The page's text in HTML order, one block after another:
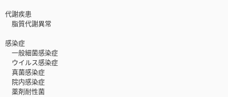
代謝疾患
脂質代謝異常
感染症
一般細菌感染症
ウイルス感染症
真菌感染症
院内感染症
薬剤耐性菌